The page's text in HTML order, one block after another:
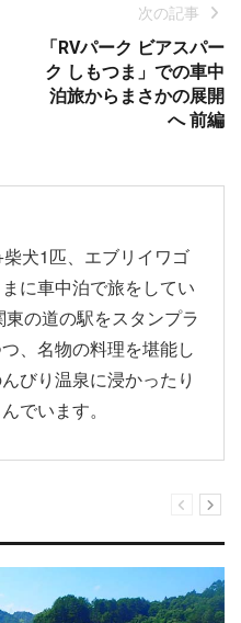
次の記事
「RVパーク ビアスパー
ク しもつま」での車中
泊旅からまさかの展開
へ 前編
犬1匹、エブリイワゴ
に車中泊で旅をしてい
東の道の駅をスタンプラ
、名物の料理を堪能し
びり温泉に浸かったり
でいます。